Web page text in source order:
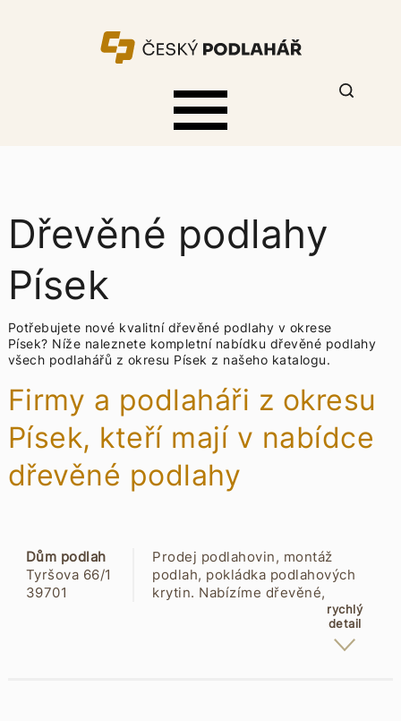
Dřevěné podlahy
Písek
Potřebujete nové kvalitní dřevěné podlahy v okrese
Písek? Níže naleznete kompletní nabídku dřevěné podlahy
všech podlahářů z okresu Písek z našeho katalogu.
Firmy a podlaháři z okresu
Písek, kteří mají v nabídce
dřevěné podlahy
Dům podlah
Tyršova 66/1
39701
Prodej podlahovin, montáž
podlah, pokládka podlahových
krytin. Nabízíme dřevěné,
laminátové a korkové plovoucí
podlahy, parkety, PVC, vinyly,
korky, marmoleum, koberce i
rychlý
detail